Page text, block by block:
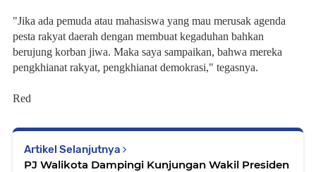
"Jika ada pemuda atau mahasiswa yang mau merusak agenda
pesta rakyat daerah dengan membuat kegaduhan bahkan
berujung korban jiwa. Maka saya sampaikan, bahwa mereka
pengkhianat rakyat, pengkhianat demokrasi," tegasnya.
Red
Artikel Selanjutnya
PJ Walikota Dampingi Kunjungan Wakil Presiden